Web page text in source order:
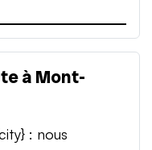
à Mont-
: nous